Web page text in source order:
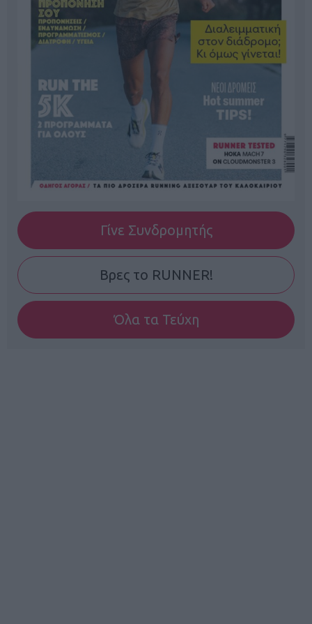
Γίνε Συνδρομητής
Βρες το RUNNER!
Όλα τα Τεύχη